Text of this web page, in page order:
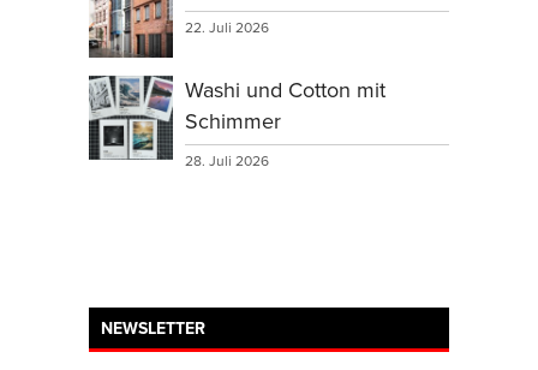
22. Juli 2026
Washi und Cotton mit
Schimmer
28. Juli 2026
NEWSLETTER